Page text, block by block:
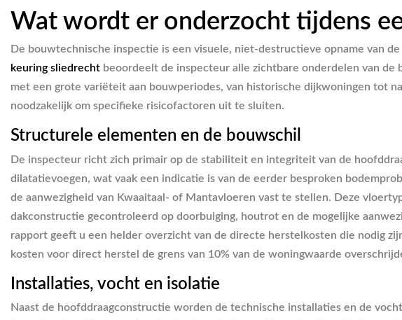
Wat wordt er onderzocht tijdens
De bouwtechnische inspectie is een visuele, niet-destructieve opname van
keuring sliedrecht beoordeelt de inspecteur alle zichtbare onderdelen van
met een grote variëteit aan bouwperiodes, van historische dijkwoningen tot
noodzakelijk om specifieke risicofactoren uit te sluiten.
Structurele elementen en de bouwschil
De inspecteur richt zich primair op de stabiliteit en integriteit van de
dilatatievoegen, wat vaak een indicatie is van de eerder besproken
de aanwezigheid van Kwaaitaal- of Mantavloeren vast te stellen. Deze
dakconstructie gecontroleerd op doorbuiging, houtrot en de mogelijke
rapport geeft u een helder overzicht van de directe herstelkosten die nodig
kosten voor direct herstel de grens van 10% van de woningwaarde
Installaties, vocht en isolatie
Naast de hoofddraagconstructie worden de technische installaties en de